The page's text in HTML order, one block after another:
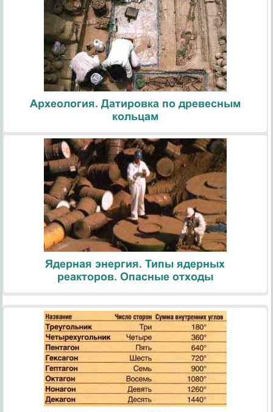
Археология. Датировка по древесным
кольцам
Ядерная энергия. Типы ядерных
реакторов. Опасные отходы